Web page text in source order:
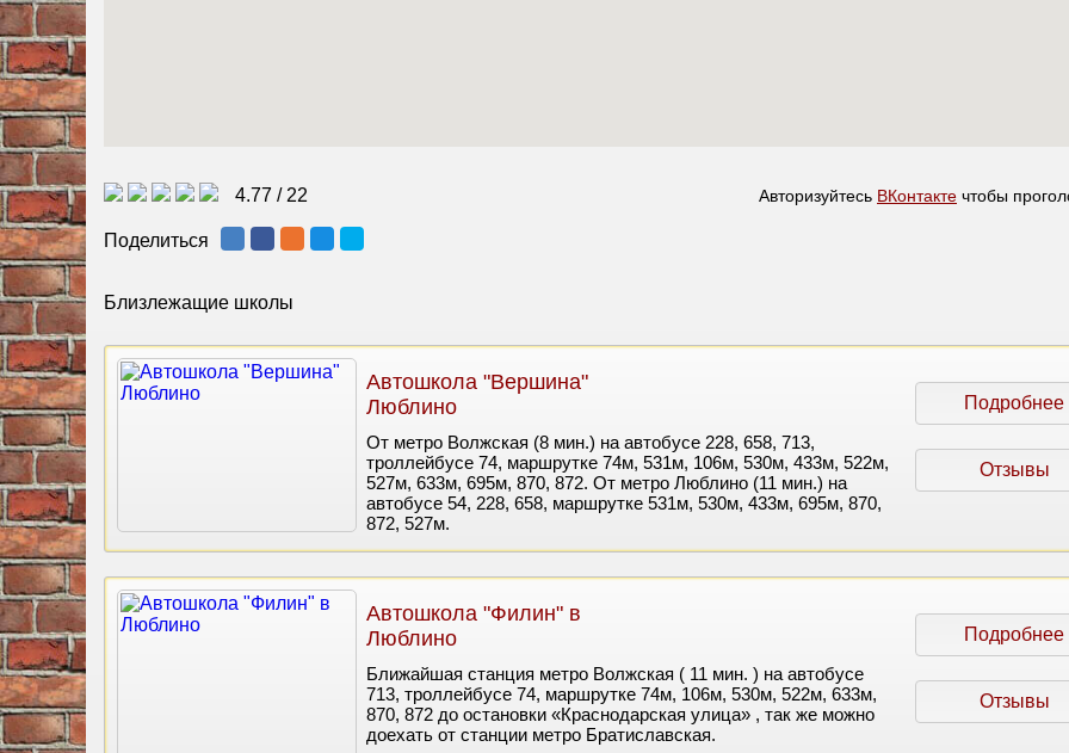
4.77 / 22 Авторизуйтесь ВКонтакте чтобы
Поделиться
Близлежащие школы
Автошкола "Вершина"
Люблино
От метро Волжская (8 мин.) на автобусе 228, 658, 713,
троллейбусе 74, маршрутке 74м, 531м, 106м, 530м, 433м, 522м,
527м, 633м, 695м, 870, 872. От метро Люблино (11 мин.) на
автобусе 54, 228, 658, маршрутке 531м, 530м, 433м, 695м, 870,
872, 527м.
Подробнее
Отзывы
Автошкола "Филин" в
Люблино
Ближайшая станция метро Волжская ( 11 мин. ) на автобусе
713, троллейбусе 74, маршрутке 74м, 106м, 530м, 522м, 633м,
870, 872 до остановки «Краснодарская улица» , так же можно
доехать от станции метро Братиславская.
Подробнее
Отзывы